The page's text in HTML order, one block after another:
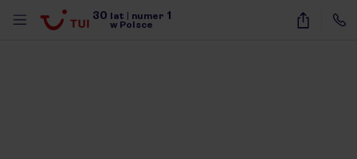
30 lat numer 1
w Polsce